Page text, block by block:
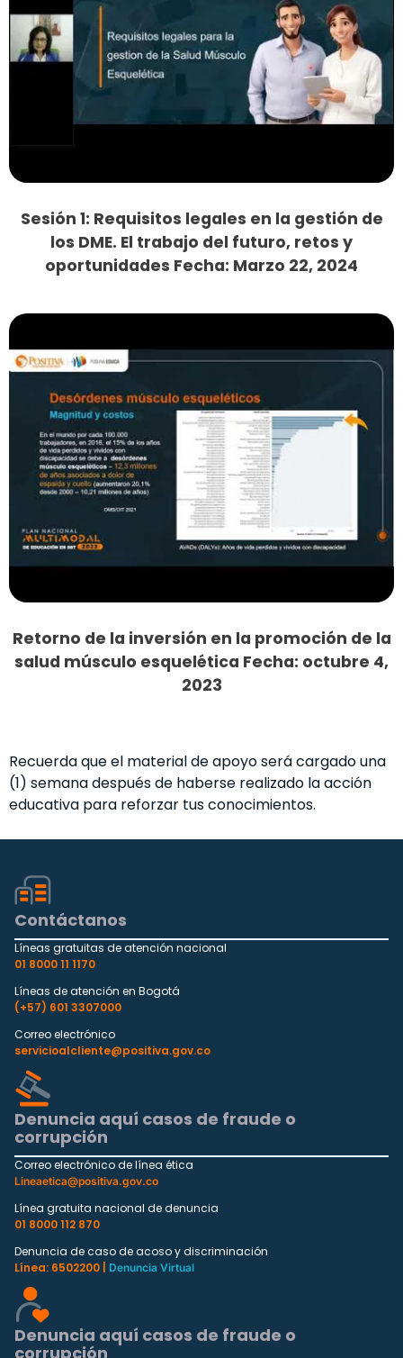
Sesión 1: Requisitos legales en la gestión de
los DME. El trabajo del futuro, retos y
oportunidades Fecha: Marzo 22, 2024
Retorno de la inversión en la promoción de la
salud músculo esquelética Fecha: octubre 4,
2023
Recuerda que el material de apoyo será cargado una
(1) semana después de haberse realizado la acción
educativa para reforzar tus conocimientos.
Contáctanos
Líneas gratuitas de atención nacional
01 8000 11 1170
Líneas de atención en Bogotá
(+57) 601 3307000
Correo electrónico
servicioalcliente@positiva.gov.co
Denuncia aquí casos de fraude o
corrupción
Correo electrónico de línea ética
Lineaetica@positiva.gov.co
Línea gratuita nacional de denuncia
01 8000 112 870
Denuncia de caso de acoso y discriminación
Línea: 6502200 |
Denuncia Virtual
Denuncia aquí casos de fraude o
corrupción